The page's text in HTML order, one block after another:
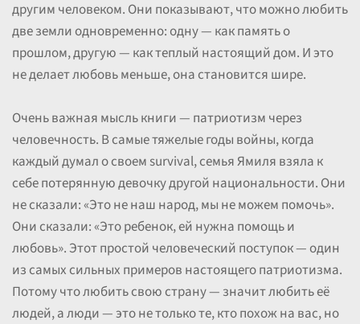
другим человеком. Они показывают, что можно любить
две земли одновременно: одну — как память о
прошлом, другую — как теплый настоящий дом. И это
не делает любовь меньше, она становится шире.
Очень важная мысль книги — патриотизм через
человечность. В самые тяжелые годы войны, когда
каждый думал о своем survival, семья Ямиля взяла к
себе потерянную девочку другой национальности. Они
не сказали: «Это не наш народ, мы не можем помочь».
Они сказали: «Это ребенок, ей нужна помощь и
любовь». Этот простой человеческий поступок — один
из самых сильных примеров настоящего патриотизма.
Потому что любить свою страну — значит любить её
людей, а люди — это не только те, кто похож на вас, но